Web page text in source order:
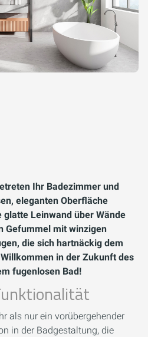
Ihr Badezimmer und
eleganten Oberfläche
glatte Leinwand über Wände
Gefummel mit winzigen
die sich hartnäckig dem
in der Zukunft des
fugenlosen Bad!
als nur ein vorübergehender
in der Badgestaltung, die